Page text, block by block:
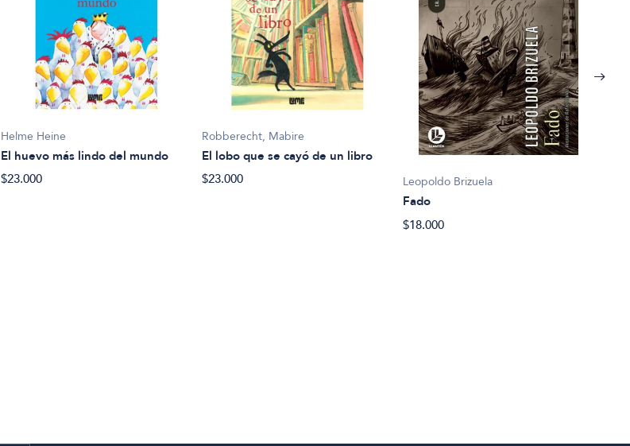
Helme Heine
El huevo más lindo del mundo
$23.000
Robberecht, Mabire
El lobo que se cayó de un libro
$23.000
Leopoldo Brizuela
Fado
$18.000